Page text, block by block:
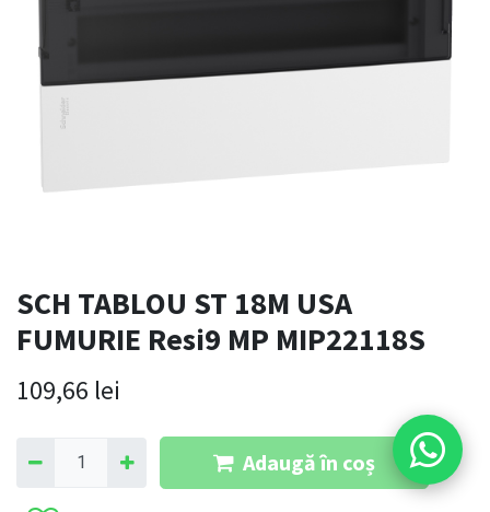
SCH TABLOU ST 18M USA
FUMURIE Resi9 MP MIP22118S
109,66 lei
Adaugă în coș